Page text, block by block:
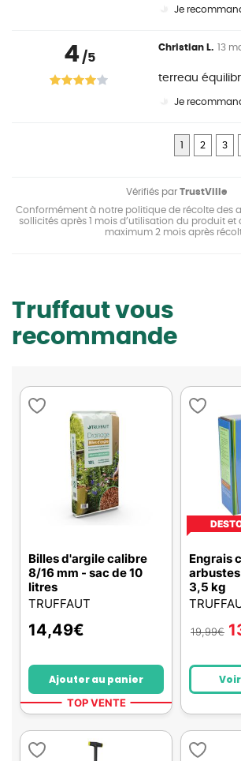
Je
4/5
Christian L. 13
terreau
Je
1 2 3
Vérifiés par TrustVille
Conformément à notre politique de récolte des
sollicités après 1 mois d’utilisation du produit et
maximum 2 mois après
Truffaut vous
recommande
Billes d'argile calibre
8/16 mm - sac de 10
litres
TRUFFAUT
14,49€
Ajouter au panier
TOP VENTE
Engrais
3,5 kg
19,99€